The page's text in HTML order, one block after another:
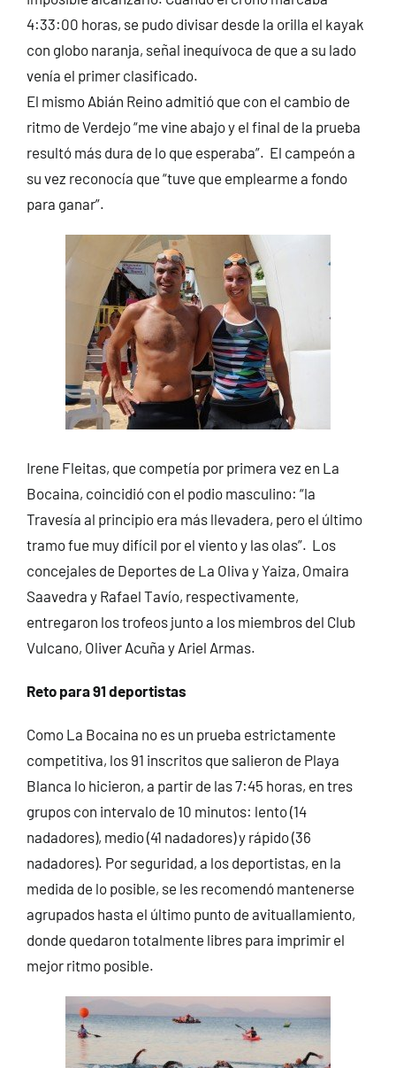
4:33:00 horas, se pudo divisar desde la orilla el kayak
con globo naranja, señal inequívoca de que a su lado
venía el primer clasificado.
El mismo Abián Reino admitió que con el cambio de
ritmo de Verdejo “me vine abajo y el final de la prueba
resultó más dura de lo que esperaba”. El campeón a
su vez reconocía que “tuve que emplearme a fondo
para ganar”.
Irene Fleitas, que competía por primera vez en La
Bocaina, coincidió con el podio masculino: “la
Travesía al principio era más llevadera, pero el último
tramo fue muy difícil por el viento y las olas”. Los
concejales de Deportes de La Oliva y Yaiza, Omaira
Saavedra y Rafael Tavío, respectivamente,
entregaron los trofeos junto a los miembros del Club
Vulcano, Oliver Acuña y Ariel Armas.
Reto para 91 deportistas
Como La Bocaina no es un prueba estrictamente
competitiva, los 91 inscritos que salieron de Playa
Blanca lo hicieron, a partir de las 7:45 horas, en tres
grupos con intervalo de 10 minutos: lento (14
nadadores), medio (41 nadadores) y rápido (36
nadadores). Por seguridad, a los deportistas, en la
medida de lo posible, se les recomendó mantenerse
agrupados hasta el último punto de avituallamiento,
donde quedaron totalmente libres para imprimir el
mejor ritmo posible.